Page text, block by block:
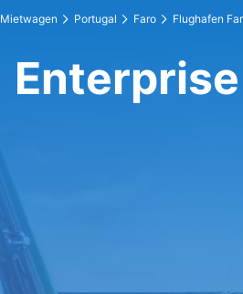
Mietwagen Portugal Faro Flughafen